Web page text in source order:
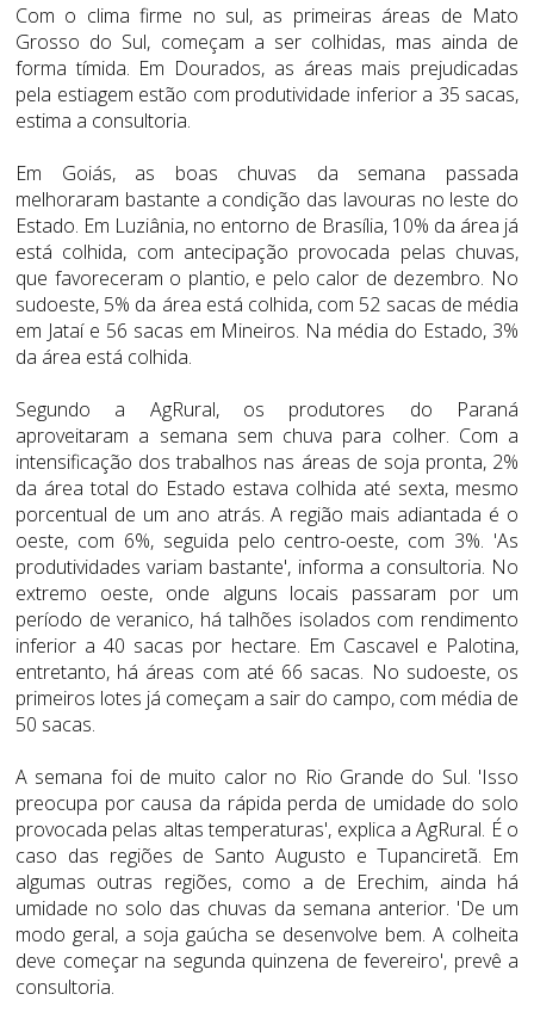
Com o clima firme no sul, as primeiras áreas de Mato
Grosso do Sul, começam a ser colhidas, mas ainda de
forma tímida. Em Dourados, as áreas mais prejudicadas
pela estiagem estão com produtividade inferior a 35 sacas,
estima a consultoria.
Em Goiás, as boas chuvas da semana passada
melhoraram bastante a condição das lavouras no leste do
Estado. Em Luziânia, no entorno de Brasília, 10% da área já
está colhida, com antecipação provocada pelas chuvas,
que favoreceram o plantio, e pelo calor de dezembro. No
sudoeste, 5% da área está colhida, com 52 sacas de média
em Jataí e 56 sacas em Mineiros. Na média do Estado, 3%
da área está colhida.
Segundo a AgRural, os produtores do Paraná
aproveitaram a semana sem chuva para colher. Com a
intensificação dos trabalhos nas áreas de soja pronta, 2%
da área total do Estado estava colhida até sexta, mesmo
porcentual de um ano atrás. A região mais adiantada é o
oeste, com 6%, seguida pelo centro-oeste, com 3%. 'As
produtividades variam bastante', informa a consultoria. No
extremo oeste, onde alguns locais passaram por um
período de veranico, há talhões isolados com rendimento
inferior a 40 sacas por hectare. Em Cascavel e Palotina,
entretanto, há áreas com até 66 sacas. No sudoeste, os
primeiros lotes já começam a sair do campo, com média de
50 sacas.
A semana foi de muito calor no Rio Grande do Sul. 'Isso
preocupa por causa da rápida perda de umidade do solo
provocada pelas altas temperaturas', explica a AgRural. É o
caso das regiões de Santo Augusto e Tupanciretã. Em
algumas outras regiões, como a de Erechim, ainda há
umidade no solo das chuvas da semana anterior. 'De um
modo geral, a soja gaúcha se desenvolve bem. A colheita
deve começar na segunda quinzena de fevereiro', prevê a
consultoria.